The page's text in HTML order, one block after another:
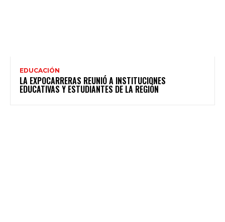
EDUCACIÓN
LA EXPOCARRERAS REUNIÓ A INSTITUCIONES
EDUCATIVAS Y ESTUDIANTES DE LA REGIÓN